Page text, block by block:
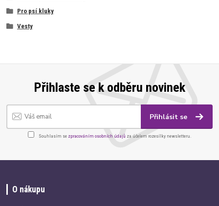
Pro psí kluky
Vesty
Přihlaste se k odběru novinek
Přihlásit se
Souhlasím se zpracováním osobních údajů za účelem rozesílky newsletteru.
O nákupu